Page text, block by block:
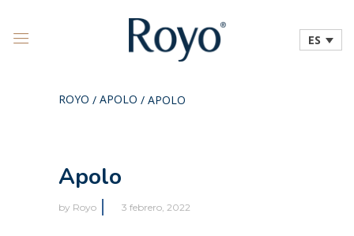
ES
ROYO / APOLO / APOLO
Apolo
by Royo 3 febrero, 2022